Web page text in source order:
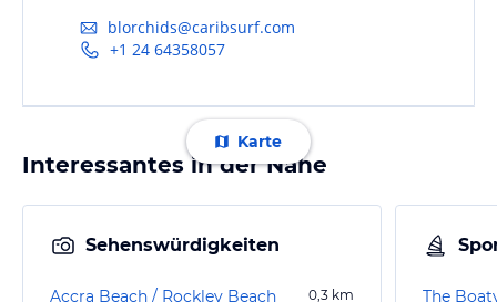
blorchids@caribsurf.com
+1 24 64358057
Karte
Interessantes in der Nähe
Sehenswürdigkeiten
Accra Beach / Rockley Beach 0,3 km The